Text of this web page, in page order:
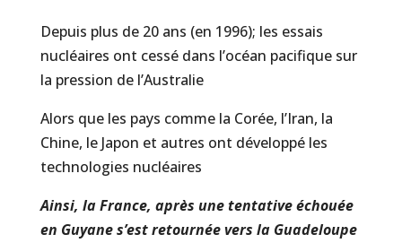
Depuis plus de 20 ans (en 1996); les essais
nucléaires ont cessé dans l’océan pacifique sur
la pression de l’Australie
Alors que les pays comme la Corée, l’Iran, la
Chine, le Japon et autres ont développé les
technologies nucléaires
Ainsi, la France, après une tentative échouée
en Guyane s’est retournée vers la Guadeloupe